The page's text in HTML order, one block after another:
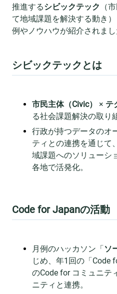
推進するシビックテック
（
て地域課題を解決する動き
例やノウハウが紹介されまし
シビックテックとは
市民主体（Civic） × テ
る社会課題解決の取り
行政が持つデータのオ
ティとの連携を通じて
域課題へのソリューシ
各地で活発化。
Code for Japanの活動
月例のハッカソン「ソ
じめ、年1回の「Code
のCode for コミュニテ
ニティと連携。